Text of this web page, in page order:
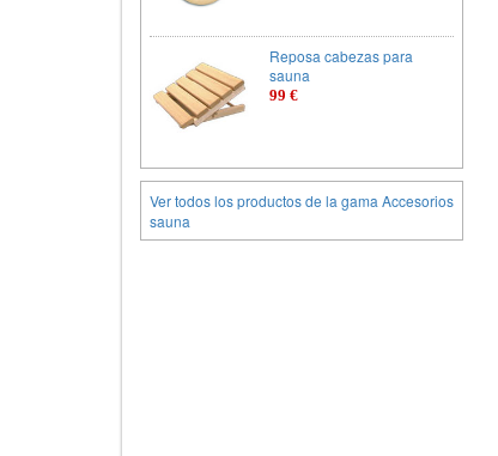
Reposa cabezas para
sauna
99 €
Ver todos los productos de la gama Accesorios
sauna